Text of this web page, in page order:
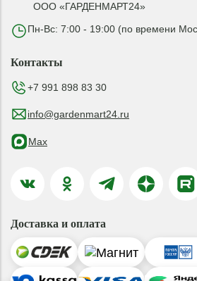
ООО «ГАРДЕНМАРТ24»
Пн-Вс: 7:00 - 19:00 (по времени
Контакты
+7 991 898 83 30
info@gardenmart24.ru
Max
Доставка и оплата